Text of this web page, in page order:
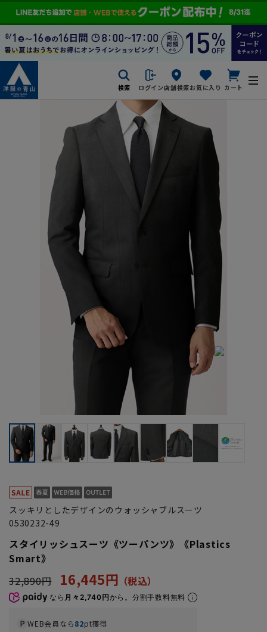
検索 ログイン店舗検索お気に入り カート
スッキリとしたデザインのウォッシャブルスーツ
0530232-49
スタイリッシュスーツ《ツーパンツ》《Plastics
Smart》
32,890円
16,445円
なら 月々2,740円から。分割手数料無料
WEB会員なら82pt獲得